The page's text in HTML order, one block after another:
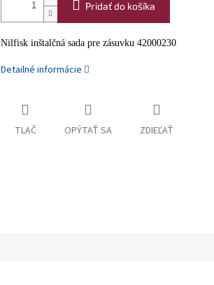
Pridať do košíka
Nilfisk inštalčná sada pre zásuvku 42000230
Detailné informácie
TLAČ OPÝTAŤ SA ZDIEĽAŤ